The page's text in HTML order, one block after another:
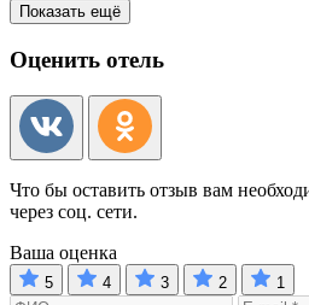
Показать ещё
Оценить отель
Что бы оставить отзыв вам
через соц. сети.
Ваша оценка
5 4 3 2 1